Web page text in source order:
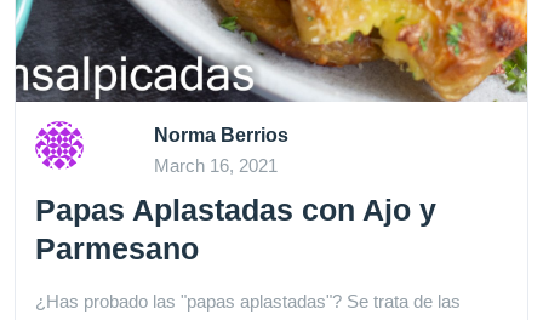
Norma Berrios
March 16, 2021
Papas Aplastadas con Ajo y
Parmesano
¿Has probado las "papas aplastadas"? Se trata de las